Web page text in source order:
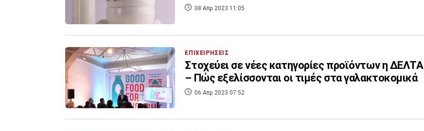
08 Απρ 2023 11:05
ΕΠΙΧΕΙΡΗΣΕΙΣ
Στοχεύει σε νέες κατηγορίες προϊόντων η ΔΕΛΤΑ
– Πώς εξελίσσονται οι τιμές στα γαλακτοκομικά
06 Απρ 2023 07:52